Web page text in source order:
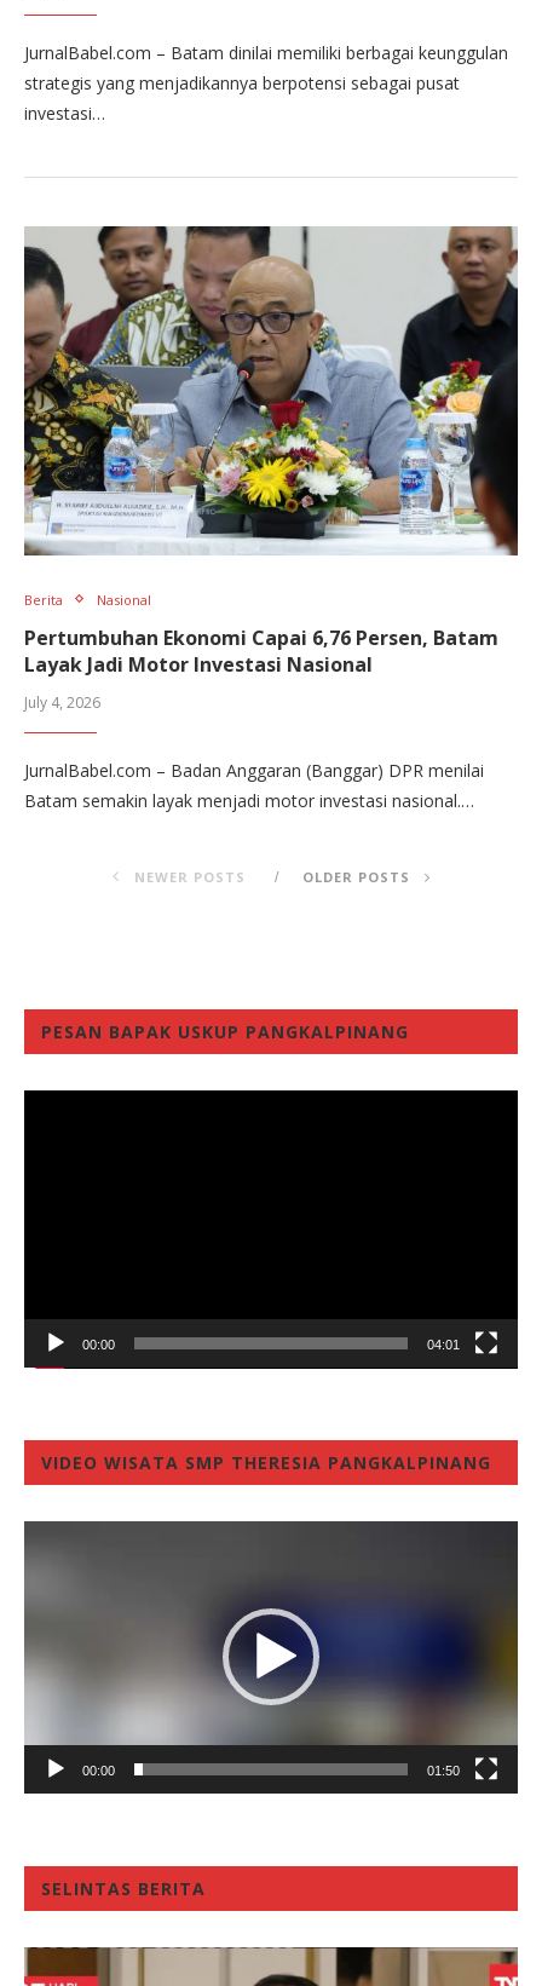
JurnalBabel.com – Batam dinilai memiliki berbagai keunggulan
strategis yang menjadikannya berpotensi sebagai pusat
investasi…
Berita Nasional
Pertumbuhan Ekonomi Capai 6,76 Persen, Batam
Layak Jadi Motor Investasi Nasional
July 4, 2026
JurnalBabel.com – Badan Anggaran (Banggar) DPR menilai
Batam semakin layak menjadi motor investasi nasional.…
NEWER POSTS OLDER POSTS
PESAN BAPAK USKUP PANGKALPINANG
00:00 04:01
VIDEO WISATA SMP THERESIA PANGKALPINANG
00:00 01:50
SELINTAS BERITA